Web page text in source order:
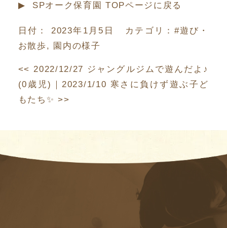
▶︎ SPオーク保育園 TOPページに戻る
日付： 2023年1月5日 カテゴリ： #遊び・
お散歩, 園内の様子
<< 2022/12/27 ジャングルジムで遊んだよ♪
(0歳児)
｜2023/1/10 寒さに負けず遊ぶ子ど
もたち✨>>